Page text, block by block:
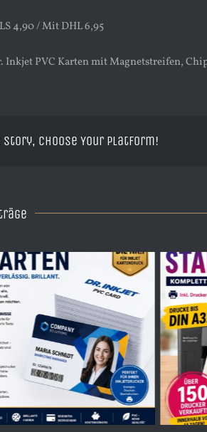
4,90 / Mit DHL 6,95
Inkjet PVC Karten mit Magnetstreifen,
Story, Choose Your Platform!